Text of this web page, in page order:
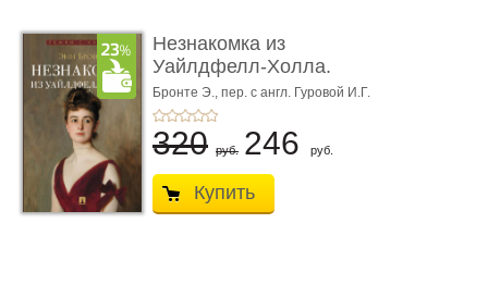
Незнакомка из
Уайлдфелл-Холла.
Роман (Серия «Р� ...
Бронте Э., пер. с англ. Гуровой И.Г.
320 руб. 246 руб.
Купить